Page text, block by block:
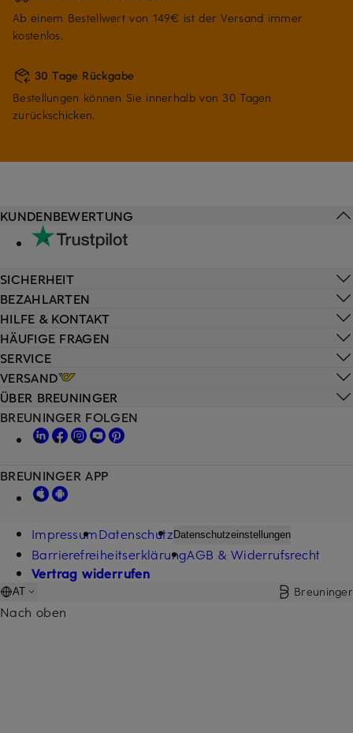
Ab einem Bestellwert von 149€ ist der Versand immer
kostenlos.
30 Tage Rückgabe
Bestellungen können Sie innerhalb von 30 Tagen
zurückschicken.
HILFE & KONTAKT
HÄUFIGE FRAGEN
SERVICE
VERSAND
KUNDENBEWERTUNG
SICHERHEIT
BEZAHLARTEN
ÜBER BREUNINGER
BREUNINGER FOLGEN
BREUNINGER APP
ImpressumDatenschutz Datenschutzeinstellungen
BarrierefreiheitserklärungAGB & Widerrufsrecht
Vertrag widerrufen
AT Breuninger
Nach oben